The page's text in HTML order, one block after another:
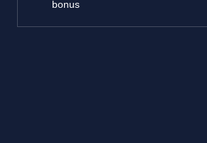
bonus